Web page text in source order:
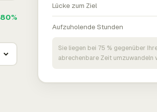
80%
Lücke zum Ziel
Aufzuholende Stunden
Sie liegen bei 75 % gegenüber
abrechenbare Zeit umzuwandeln